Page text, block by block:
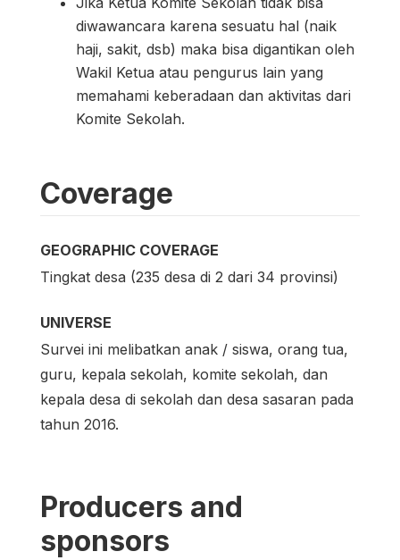
diwawancara karena sesuatu hal (naik
haji, sakit, dsb) maka bisa digantikan oleh
Wakil Ketua atau pengurus lain yang
memahami keberadaan dan aktivitas dari
Komite Sekolah.
Coverage
GEOGRAPHIC COVERAGE
Tingkat desa (235 desa di 2 dari 34 provinsi)
UNIVERSE
Survei ini melibatkan anak / siswa, orang tua,
guru, kepala sekolah, komite sekolah, dan
kepala desa di sekolah dan desa sasaran pada
tahun 2016.
Producers and
sponsors